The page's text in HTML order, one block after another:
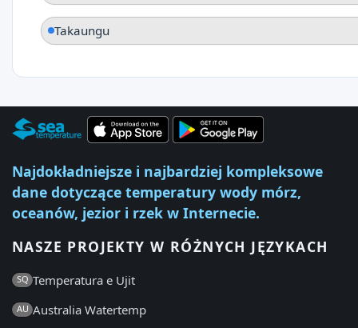
Takaungu
Najdokładniejsze i najbardziej kompleksowe
dane dotyczące temperatury wody mórz,
oceanów, jezior i rzek w Internecie.
NASZE PROJEKTY W RÓŻNYCH JĘZYKACH
SQ Temperatura e Ujit
AU Australia Watertemp